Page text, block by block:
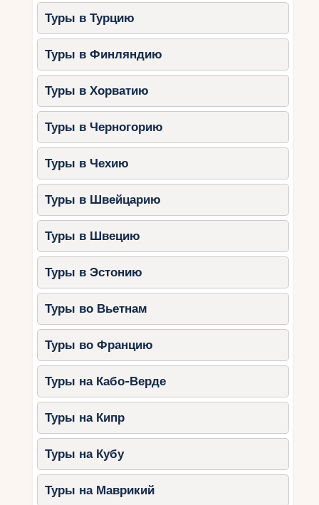
Туры в Турцию
Туры в Финляндию
Туры в Хорватию
Туры в Черногорию
Туры в Чехию
Туры в Швейцарию
Туры в Швецию
Туры в Эстонию
Туры во Вьетнам
Туры во Францию
Туры на Кабо-Верде
Туры на Кипр
Туры на Кубу
Туры на Маврикий